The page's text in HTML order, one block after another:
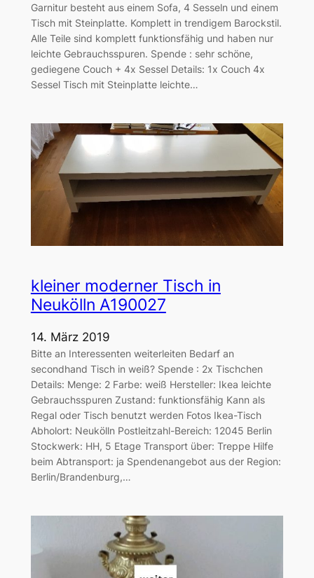
Garnitur besteht aus einem Sofa, 4 Sesseln und einem
Tisch mit Steinplatte. Komplett in trendigem Barockstil.
Alle Teile sind komplett funktionsfähig und haben nur
leichte Gebrauchsspuren. Spende : sehr schöne,
gediegene Couch + 4x Sessel Details: 1x Couch 4x
Sessel Tisch mit Steinplatte leichte…
kleiner moderner Tisch in
Neukölln A190027
14. März 2019
Bitte an Interessenten weiterleiten Bedarf an
secondhand Tisch in weiß? Spende : 2x Tischchen
Details: Menge: 2 Farbe: weiß Hersteller: Ikea leichte
Gebrauchsspuren Zustand: funktionsfähig Kann als
Regal oder Tisch benutzt werden Fotos Ikea-Tisch
Abholort: Neukölln Postleitzahl-Bereich: 12045 Berlin
Stockwerk: HH, 5 Etage Transport über: Treppe Hilfe
beim Abtransport: ja Spendenangebot aus der Region:
Berlin/Brandenburg,…